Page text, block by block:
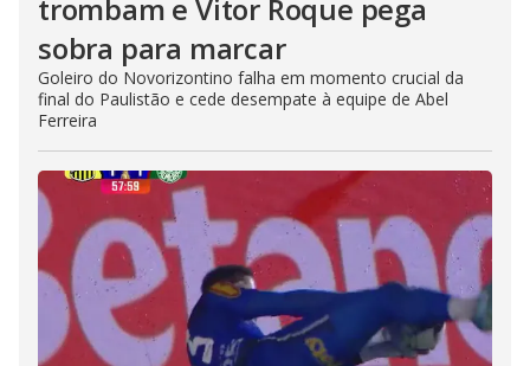
trombam e Vitor Roque pega
sobra para marcar
Goleiro do Novorizontino falha em momento crucial da
final do Paulistão e cede desempate à equipe de Abel
Ferreira